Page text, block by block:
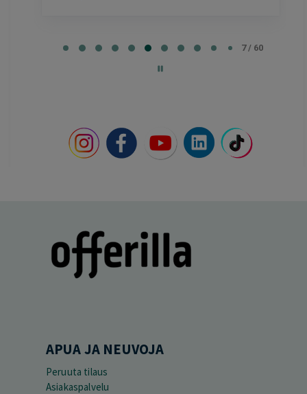
7 / 60
APUA JA NEUVOJA
Peruuta tilaus
Asiakaspalvelu